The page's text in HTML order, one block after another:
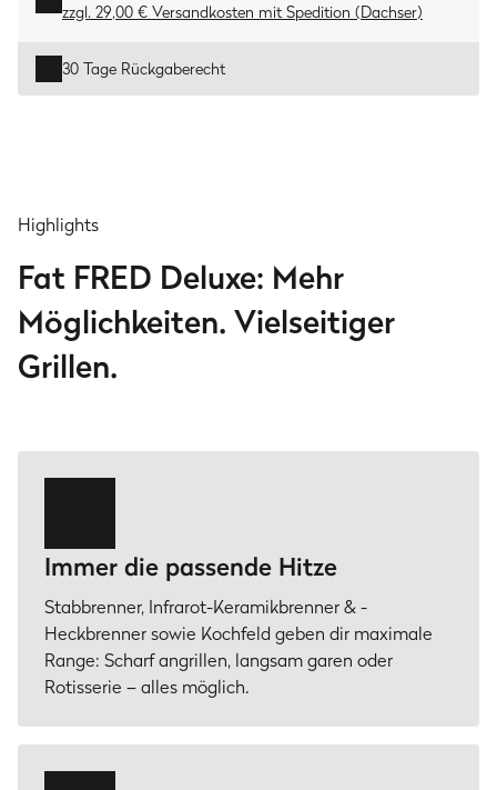
zzgl. 29,00 € Versandkosten mit Spedition (Dachser)
30 Tage Rückgaberecht
Highlights
Fat FRED Deluxe: Mehr
Möglichkeiten. Vielseitiger
Grillen.
Immer die passende Hitze
Stabbrenner, Infrarot-Keramikbrenner & -
Heckbrenner sowie Kochfeld geben dir maximale
Range: Scharf angrillen, langsam garen oder
Rotisserie – alles möglich.